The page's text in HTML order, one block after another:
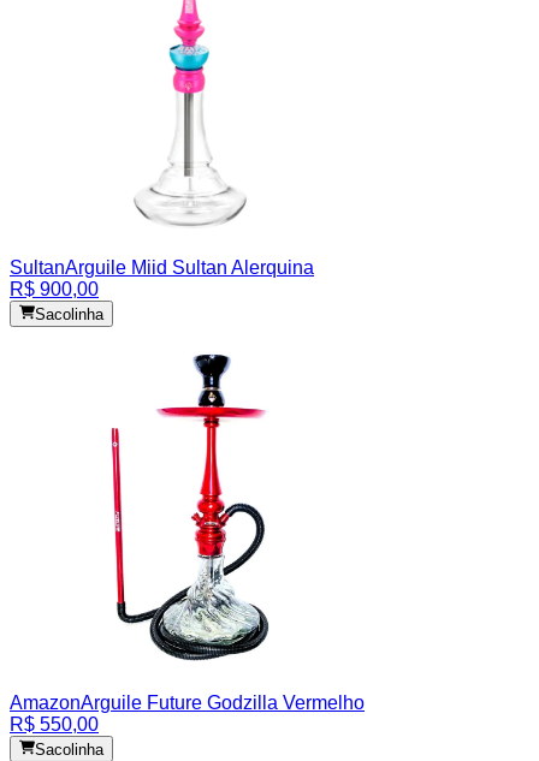
SultanArguile Miid Sultan Alerquina
R$ 900,00
Sacolinha
AmazonArguile Future Godzilla Vermelho
R$ 550,00
Sacolinha